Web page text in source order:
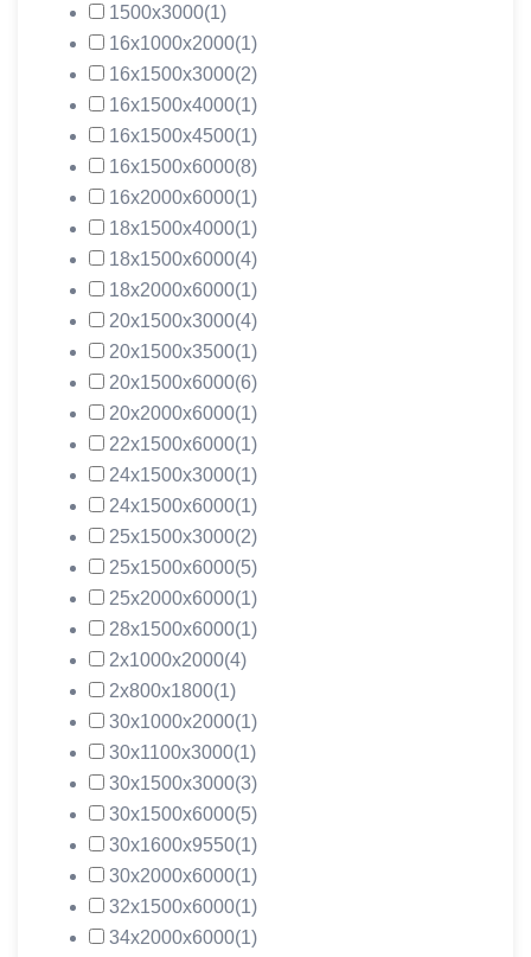
1500х3000(1)
16х1000х2000(1)
16х1500х3000(2)
16х1500х4000(1)
16х1500х4500(1)
16х1500х6000(8)
16х2000х6000(1)
18х1500х4000(1)
18х1500х6000(4)
18х2000х6000(1)
20х1500х3000(4)
20х1500х3500(1)
20х1500х6000(6)
20х2000х6000(1)
22х1500х6000(1)
24х1500х3000(1)
24х1500х6000(1)
25х1500х3000(2)
25х1500х6000(5)
25х2000х6000(1)
28х1500х6000(1)
2х1000х2000(4)
2х800х1800(1)
30х1000х2000(1)
30х1100х3000(1)
30х1500х3000(3)
30х1500х6000(5)
30х1600х9550(1)
30х2000х6000(1)
32х1500х6000(1)
34х2000х6000(1)